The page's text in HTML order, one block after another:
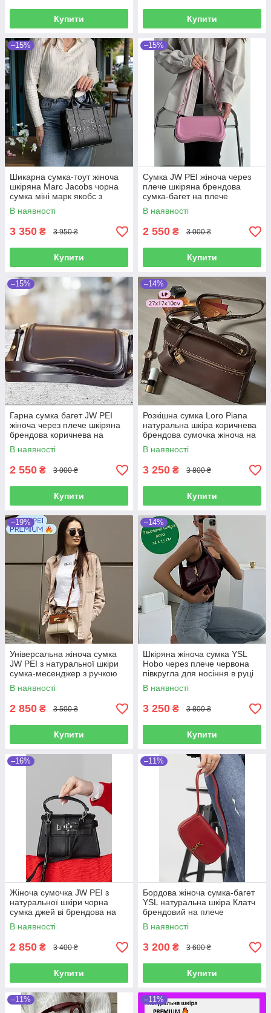
Купити Купити
–15%
Шикарна сумка-тоут жіноча
шкіряна Marc Jacobs чорна
сумка міні марк якобс з
ременем через плече
В наявності
3 350 ₴ 3 950 ₴
Купити
–15%
Сумка JW PEI жіноча через
плече шкіряна брендова
сумка-багет на плече
трендовий клатч на
подарунок дівчині
В наявності
2 550 ₴ 3 000 ₴
Купити
–15%
Гарна сумка багет JW PEI
жіноча через плече шкіряна
брендова коричнева на
плече трендовий клатч на
подарунок дівчині
В наявності
2 550 ₴ 3 000 ₴
Купити
–14%
Розкішна сумка Loro Piana
натуральна шкіра коричнева
брендова сумочка жіноча на
плече в подарунок дівчині
В наявності
3 250 ₴ 3 800 ₴
Купити
–19%
Універсальна жіноча сумка
JW PEI з натуральної шкіри
сумка-месенджер з ручкою
невелика сумочка крос боді
трапеція на плече
В наявності
2 850 ₴ 3 500 ₴
Купити
–14%
Шкіряна жіноча сумка YSL
Hobo через плече червона
півкругла для носіння в руці
брендова сумка на
подарунок
В наявності
3 250 ₴ 3 800 ₴
Купити
–16%
Жіноча сумочка JW PEI з
натуральної шкіри чорна
сумка джей ві брендова на
подарунок для дівчини
В наявності
2 850 ₴ 3 400 ₴
Купити
–11%
Бордова жіноча сумка-багет
YSL натуральна шкіра Клатч
брендовий на плече
шикарний подарунок дівчині
В наявності
3 200 ₴ 3 600 ₴
Купити
–11% –11%